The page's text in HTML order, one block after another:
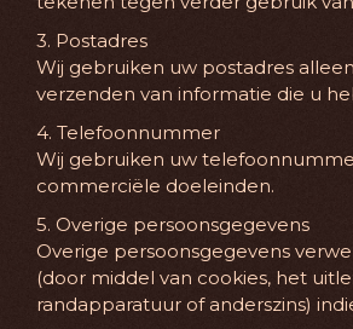
3. Postadres
Wij gebruiken uw postadres
verzenden van informatie die u
4. Telefoonnummer
Wij gebruiken uw
commerciële doeleinden.
5. Overige persoonsgegevens
Overige persoonsgegevens
(door middel van cookies, het
randapparatuur of anderszins)